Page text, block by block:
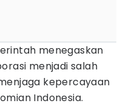
menegaskan
menjadi salah
kepercayaan
Indonesia.